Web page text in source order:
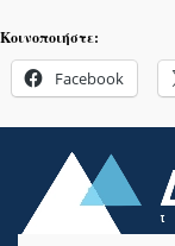
Κοινοποιήστε:
Facebook